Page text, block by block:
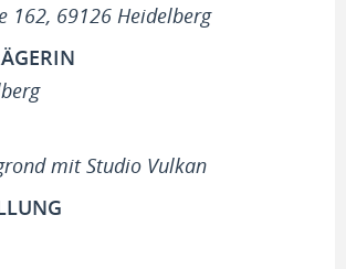
162, 69126 Heidelberg
mit Studio Vulkan